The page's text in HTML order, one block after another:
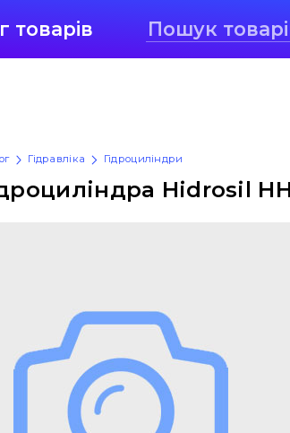
товарів
Гідравліка Гідроциліндри
Hidrosil